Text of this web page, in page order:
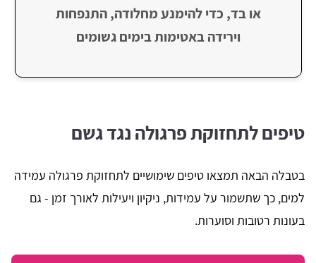
או בד, כדי להימנע מחלודה, התנפחות
וירידה באטימות בימים גשומים
טיפים לתחזוקת פרגולה נגד גשם
בטבלה הבאה תמצאו טיפים שימושיים לתחזוקת פרגולה עמידה
למים, כך שתשמור על עמידות, ניקיון ויעילות לאורך זמן - גם
בעונות רטובות וסוערות.